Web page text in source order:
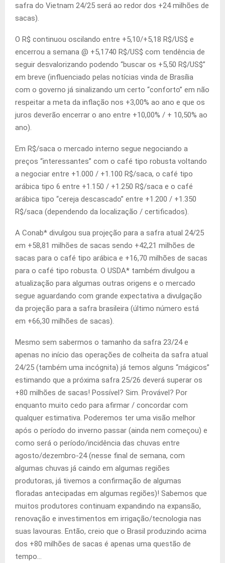
safra do Vietnam 24/25 será ao redor dos +24 milhões de
sacas).
O R$ continuou oscilando entre +5,10/+5,18 R$/US$ e
encerrou a semana @ +5,1740 R$/US$ com tendência de
seguir desvalorizando podendo “buscar os +5,50 R$/US$”
em breve (influenciado pelas notícias vinda de Brasília
com o governo já sinalizando um certo “conforto” em não
respeitar a meta da inflação nos +3,00% ao ano e que os
juros deverão encerrar o ano entre +10,00% / + 10,50% ao
ano).
Em R$/saca o mercado interno segue negociando a
preços “interessantes” com o café tipo robusta voltando
a negociar entre +1.000 / +1.100 R$/saca, o café tipo
arábica tipo 6 entre +1.150 / +1.250 R$/saca e o café
arábica tipo “cereja descascado” entre +1.200 / +1.350
R$/saca (dependendo da localização / certificados).
A Conab* divulgou sua projeção para a safra atual 24/25
em +58,81 milhões de sacas sendo +42,21 milhões de
sacas para o café tipo arábica e +16,70 milhões de sacas
para o café tipo robusta. O USDA* também divulgou a
atualização para algumas outras origens e o mercado
segue aguardando com grande expectativa a divulgação
da projeção para a safra brasileira (último número está
em +66,30 milhões de sacas).
Mesmo sem sabermos o tamanho da safra 23/24 e
apenas no início das operações de colheita da safra atual
24/25 (também uma incógnita) já temos alguns “mágicos”
estimando que a próxima safra 25/26 deverá superar os
+80 milhões de sacas! Possível? Sim. Provável? Por
enquanto muito cedo para afirmar / concordar com
qualquer estimativa. Poderemos ter uma visão melhor
após o período do inverno passar (ainda nem começou) e
como será o período/incidência das chuvas entre
agosto/dezembro-24 (nesse final de semana, com
algumas chuvas já caindo em algumas regiões
produtoras, já tivemos a confirmação de algumas
floradas antecipadas em algumas regiões)! Sabemos que
muitos produtores continuam expandindo na expansão,
renovação e investimentos em irrigação/tecnologia nas
suas lavouras. Então, creio que o Brasil produzindo acima
dos +80 milhões de sacas é apenas uma questão de
tempo…